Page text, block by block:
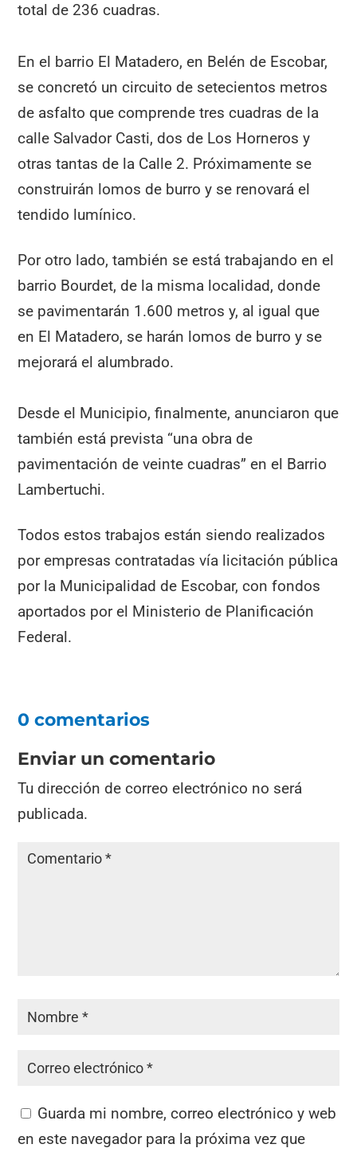
total de 236 cuadras.
En el barrio El Matadero, en Belén de Escobar,
se concretó un circuito de setecientos metros
de asfalto que comprende tres cuadras de la
calle Salvador Casti, dos de Los Horneros y
otras tantas de la Calle 2. Próximamente se
construirán lomos de burro y se renovará el
tendido lumínico.
Por otro lado, también se está trabajando en el
barrio Bourdet, de la misma localidad, donde
se pavimentarán 1.600 metros y, al igual que
en El Matadero, se harán lomos de burro y se
mejorará el alumbrado.
Desde el Municipio, finalmente, anunciaron que
también está prevista “una obra de
pavimentación de veinte cuadras” en el Barrio
Lambertuchi.
Todos estos trabajos están siendo realizados
por empresas contratadas vía licitación pública
por la Municipalidad de Escobar, con fondos
aportados por el Ministerio de Planificación
Federal.
0 comentarios
Enviar un comentario
Tu dirección de correo electrónico no será
publicada.
Guarda mi nombre, correo electrónico y web
en este navegador para la próxima vez que